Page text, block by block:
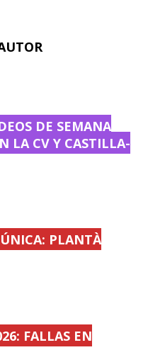
DE SEMANA
LA CV Y CASTILLA-
PLANTÀ
FALLAS EN